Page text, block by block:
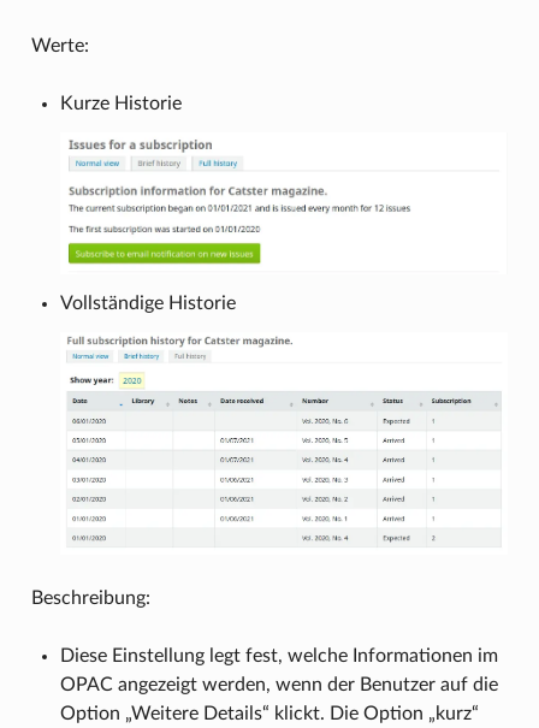
Werte:
Kurze Historie
Vollständige Historie
Beschreibung:
Diese Einstellung legt fest, welche Informationen im
OPAC angezeigt werden, wenn der Benutzer auf die
Option „Weitere Details“ klickt. Die Option „kurz“